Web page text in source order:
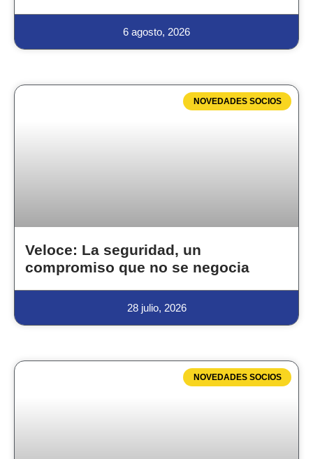
6 agosto, 2026
NOVEDADES SOCIOS
Veloce: La seguridad, un
compromiso que no se negocia
28 julio, 2026
NOVEDADES SOCIOS